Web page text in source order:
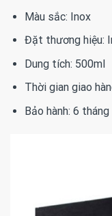
Màu sắc: Inox
Đặt thương hiệu:
Dung tích: 500ml
Thời gian giao
Bảo hành: 6 tháng